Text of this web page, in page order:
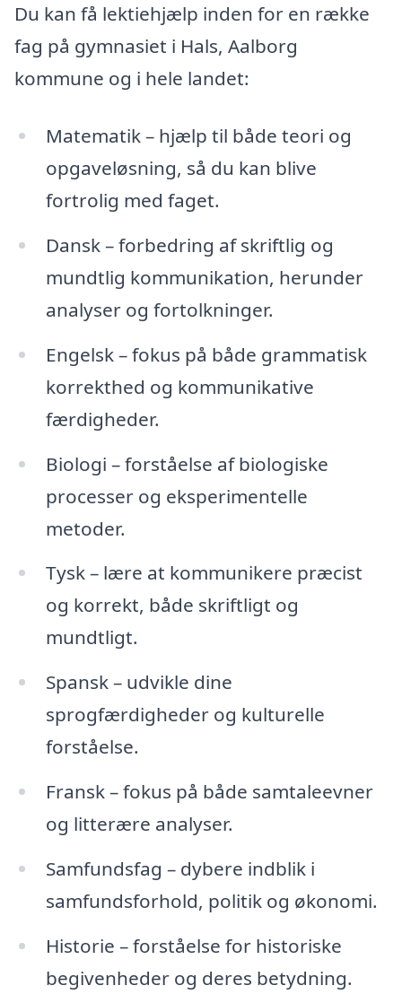
Du kan få lektiehjælp inden for en række
fag på gymnasiet i Hals, Aalborg
kommune og i hele landet:
Matematik – hjælp til både teori og
opgaveløsning, så du kan blive
fortrolig med faget.
Dansk – forbedring af skriftlig og
mundtlig kommunikation, herunder
analyser og fortolkninger.
Engelsk – fokus på både grammatisk
korrekthed og kommunikative
færdigheder.
Biologi – forståelse af biologiske
processer og eksperimentelle
metoder.
Tysk – lære at kommunikere præcist
og korrekt, både skriftligt og
mundtligt.
Spansk – udvikle dine
sprogfærdigheder og kulturelle
forståelse.
Fransk – fokus på både samtaleevner
og litterære analyser.
Samfundsfag – dybere indblik i
samfundsforhold, politik og økonomi.
Historie – forståelse for historiske
begivenheder og deres betydning.